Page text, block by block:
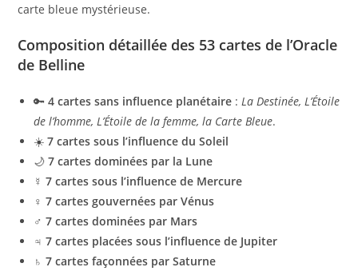
carte bleue mystérieuse.
Composition détaillée des 53 cartes de l’Oracle
de Belline
🔑4 cartes sans influence planétaire : La Destinée, L’Étoile
de l’homme, L’Étoile de la femme, la Carte Bleue.
☀️7 cartes sous l’influence du Soleil
🌙7 cartes dominées par la Lune
☿7 cartes sous l’influence de Mercure
♀️7 cartes gouvernées par Vénus
♂️7 cartes dominées par Mars
♃7 cartes placées sous l’influence de Jupiter
♄7 cartes façonnées par Saturne